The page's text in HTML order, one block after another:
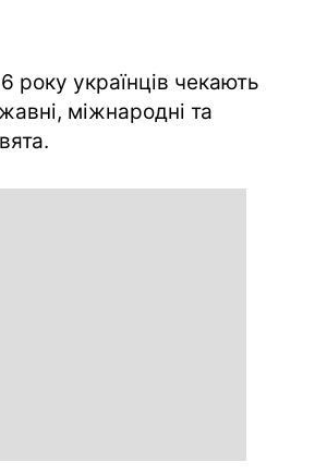
року українців чекають
міжнародні та